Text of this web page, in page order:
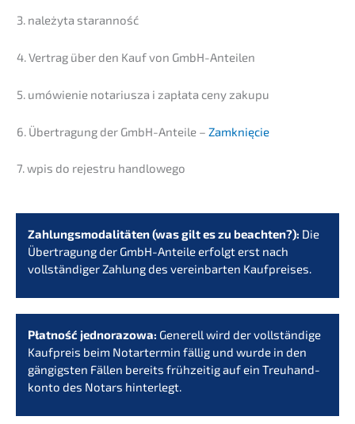
3. należy­ta staranność
4. Vertrag über den Kauf von GmbH-Anteilen
5. umówi­e­nie notari­us­za i zapła­ta ceny zakupu
6. Übertra­gung der GmbH-Antei­le – Zamknięcie
7. wpis do rejes­tru handlowego
Zahlungs­mo­da­li­tä­ten (was gilt es zu beach­ten?): Die
Übertra­gung der GmbH-Antei­le erfolgt erst nach
vollstän­di­ger Zahlung des verein­bar­ten Kaufpreises.
Płatność jedno­ra­zowa: Generell wird der vollstän­di­ge
Kaufpreis beim Notar­ter­min fällig und wurde in den
gängigs­ten Fällen bereits frühzei­tig auf ein Treuhand­
kon­to des Notars hinterlegt.